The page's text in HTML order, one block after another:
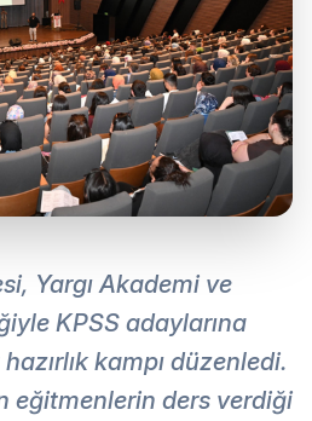
Yargı Akademi ve
KPSS adaylarına
kampı düzenledi.
eğitmenlerin ders verdiği